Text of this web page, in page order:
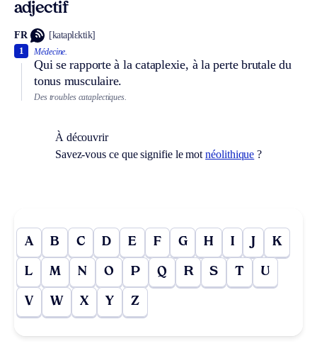
adjectif
FR [kataplɛktik]
Médecine.
Qui se rapporte à la cataplexie, à la perte brutale du
tonus musculaire.
1
Des troubles cataplectiques.
À découvrir
Savez-vous ce que signifie le motnéolithique ?
A B C D E F G H I J K
L M N O P Q R S T U
V W X Y Z